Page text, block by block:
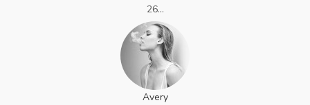
26...
Avery